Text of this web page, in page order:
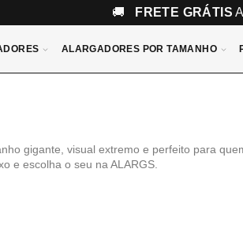
🚚 FRETE GRÁTIS
ALARGADORES POR TAMANHO
gigante, visual extremo e perfeito para
e escolha o seu na ALARGS.